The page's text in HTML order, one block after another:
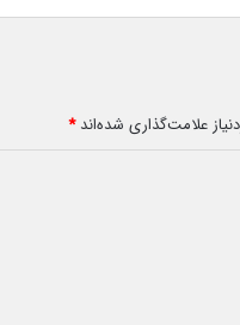
علامت‌گذاری شده‌اند*